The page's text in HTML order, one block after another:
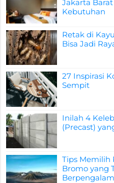
Jakarta
Kebutuhan
Retak di
Bisa Jadi
27 Inspirasi
Sempit
Inilah 4
(Precast)
Tips Memilih
Bromo yang